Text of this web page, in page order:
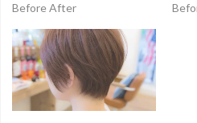
Before After